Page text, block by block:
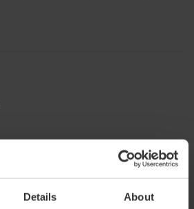
Details About